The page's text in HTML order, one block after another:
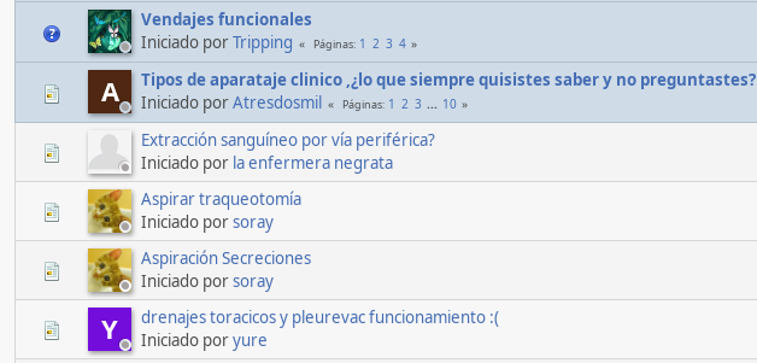
Vendajes funcionales
Iniciado porTripping Páginas 1 2 3 4
A
Tipos de aparataje clinico ,¿lo que siempre quisistes saber y no preguntastes?
Iniciado porAtresdosmil Páginas 1 2 3 ... 10
Extracción sanguíneo por vía periférica?
Iniciado por la enfermera negrata
Aspirar traqueotomía
Iniciado porsoray
Aspiración Secreciones
Iniciado porsoray
Y
drenajes toracicos y pleurevac funcionamiento :(
Iniciado poryure